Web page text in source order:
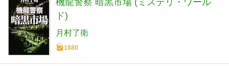
機龍警察 暗黒市場 (ミステリ・ワール
ド)
月村了衛
1880